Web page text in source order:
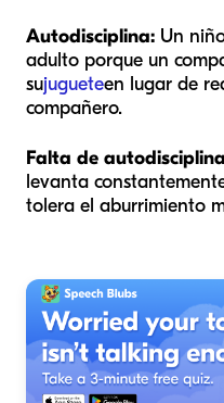
Autodisciplina: Un
adulto porque un
sujugueteen lugar de
compañero.
Falta de autodisciplina
levanta
tolera el aburrimiento